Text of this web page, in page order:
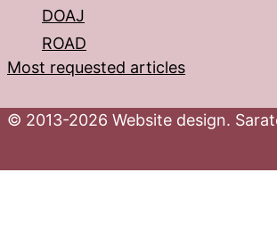
DOAJ
ROAD
Most requested articles
© 2013-2026 Website design.